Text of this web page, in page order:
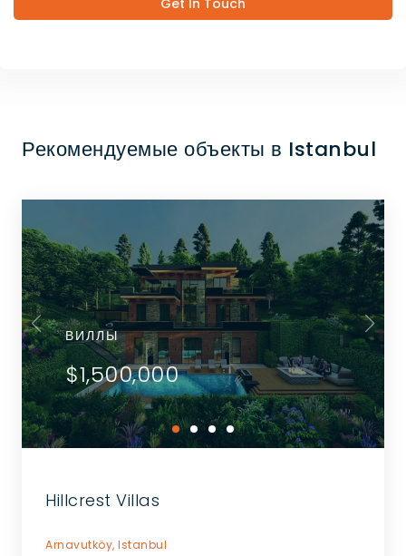
Рекомендуемые объекты в Istanbul
ВИЛЛЫ
$1,500,000
Hillcrest Villas
Arnavutköy, Istanbul